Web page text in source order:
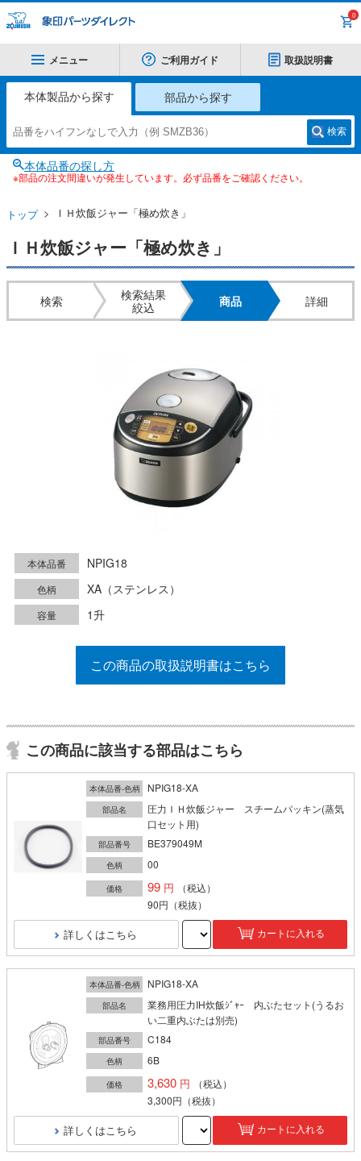
0
メニュー ご利用ガイド 取扱説明書
本体製品から探す 部品から探す
検索
本体品番の探し方
※部品の注文間違いが発生しています。必ず品番をご確認ください。
トップ ＩＨ炊飯ジャー「極め炊き」
ＩＨ炊飯ジャー「極め炊き」
検索
検索結果
絞込
商品 詳細
本体品番 NPIG18
色柄 XA（ステンレス）
容量 1升
この商品の取扱説明書はこちら
この商品に該当する部品はこちら
本体品番-色柄 NPIG18-XA
部品名
圧力ＩＨ炊飯ジャー スチームパッキン(蒸気
口セット用)
部品番号 BE379049M
色柄 00
価格 99
（税込）
90円 （税抜）
詳しくはこちら カートに入れる
本体品番-色柄 NPIG18-XA
部品名
業務用圧力IH炊飯ｼﾞｬｰ 内ぶたセット(うるお
い二重内ぶたは別売)
部品番号 C184
色柄 6B
価格 3,630
（税込）
3,300円 （税抜）
詳しくはこちら カートに入れる